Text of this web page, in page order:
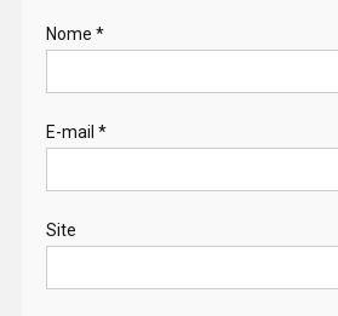
Nome *
E-mail *
Site